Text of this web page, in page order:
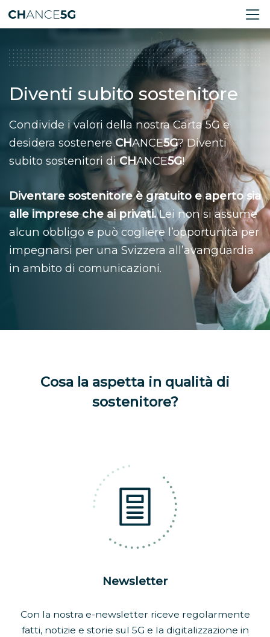
Diventi subito sostenitore
Condivide i valori della nostra Carta 5G e
desidera sostenereCHANCE5G? Diventi
subito sostenitori diCHANCE5G!
Diventare sostenitore è gratuito e aperto sia
alle imprese che ai privati.Lei non si assume
alcun obbligo e può cogliere l’opportunità per
impegnarsi per una Svizzera all’avanguardia
in ambito di comunicazioni.
Cosa la aspetta in qualità di
sostenitore?
Newsletter
Con la nostra e-newsletter riceve regolarmente
fatti, notizie e storie sul 5G e la digitalizzazione in